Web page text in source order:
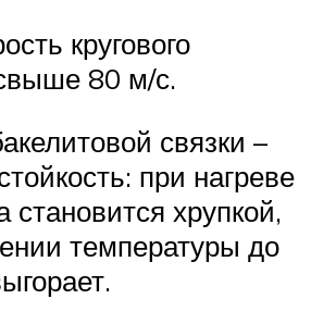
кругового
80 м/с.
связки –
при нагреве
хрупкой,
температуры до